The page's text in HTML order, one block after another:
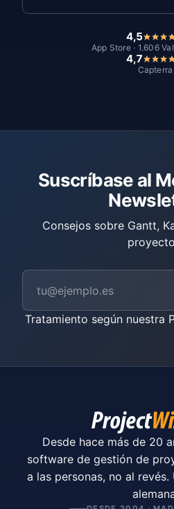
4,5
App Store · 1.606
4,7
Capterra
Suscríbase al
Consejos sobre Gantt,
Tratamiento según nuestra
Desde hace más de 20
software de gestión de
a las personas, no al